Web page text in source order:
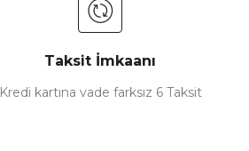
Taksit İmkaanı
Kredi kartına vade farksız 6 Taksit